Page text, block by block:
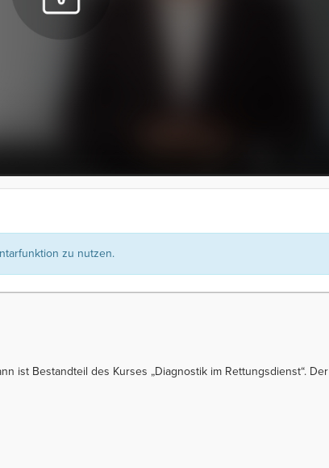
zu nutzen.
ist Bestandteil des Kurses „Diagnostik im Rettungsdienst“. Der